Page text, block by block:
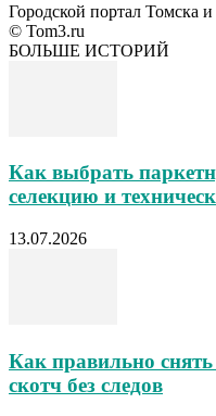
Городской портал Томска
© Tom3.ru
БОЛЬШЕ ИСТОРИЙ
Как выбрать
селекцию и
13.07.2026
Как правильно
скотч без следов